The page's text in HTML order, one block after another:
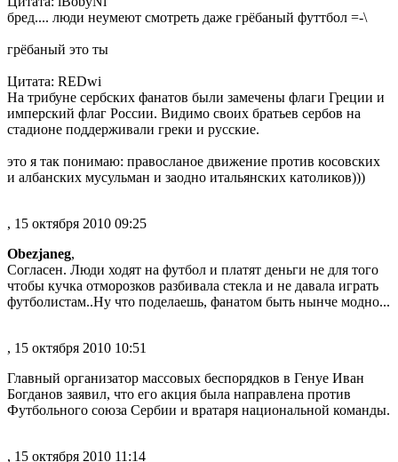
бред.... люди неумеют смотреть даже грёбаный футтбол =-\
грёбаный это ты
Цитата: REDwi
На трибуне сербских фанатов были замечены флаги Греции и
имперский флаг России. Видимо своих братьев сербов на
стадионе поддерживали греки и русские.
это я так понимаю: правосланое движение против косовских
и албанских мусульман и заодно итальянских католиков)))
, 15 октября 2010 09:25
Obezjaneg,
Согласен. Люди ходят на футбол и платят деньги не для того
чтобы кучка отморозков разбивала стекла и не давала играть
футболистам..Ну что поделаешь, фанатом быть нынче модно...
, 15 октября 2010 10:51
Главный организатор массовых беспорядков в Генуе Иван
Богданов заявил, что его акция была направлена против
Футбольного союза Сербии и вратаря национальной команды.
, 15 октября 2010 11:14